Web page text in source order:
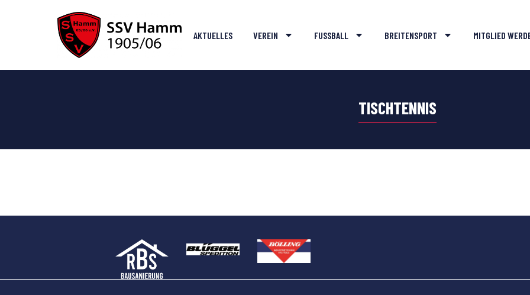
AKTUELLES VEREIN FUSSBALL BREITENSPORT MITGLIED
TISCHTENNIS